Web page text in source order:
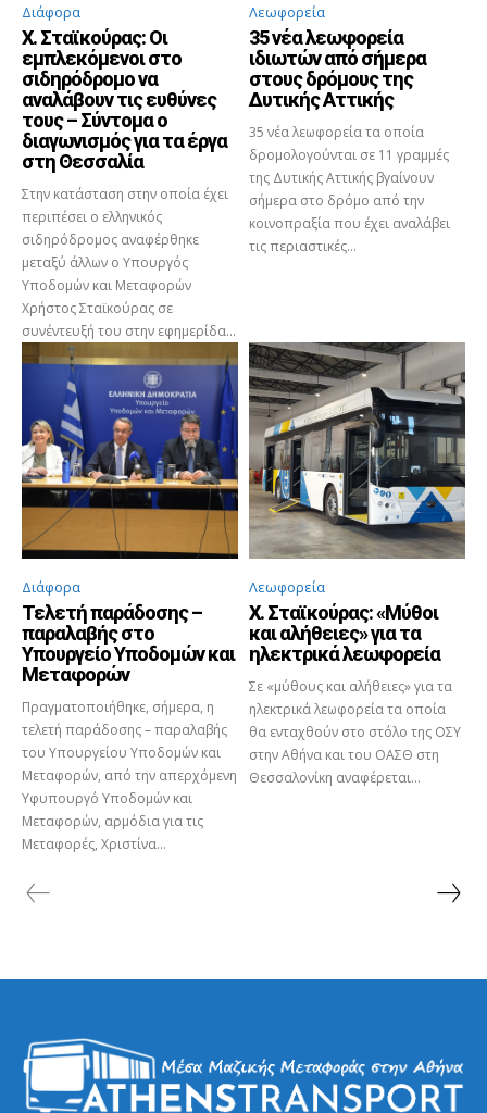
Διάφορα
Χ. Σταϊκούρας: Οι
εμπλεκόμενοι στο
σιδηρόδρομο να
αναλάβουν τις ευθύνες
τους – Σύντομα ο
διαγωνισμός για τα έργα
στη Θεσσαλία
Στην κατάσταση στην οποία έχει
περιπέσει ο ελληνικός
σιδηρόδρομος αναφέρθηκε
μεταξύ άλλων ο Υπουργός
Υποδομών και Μεταφορών
Χρήστος Σταϊκούρας σε
συνέντευξή του στην εφημερίδα...
Λεωφορεία
35 νέα λεωφορεία
ιδιωτών από σήμερα
στους δρόμους της
Δυτικής Αττικής
35 νέα λεωφορεία τα οποία
δρομολογούνται σε 11 γραμμές
της Δυτικής Αττικής βγαίνουν
σήμερα στο δρόμο από την
κοινοπραξία που έχει αναλάβει
τις περιαστικές...
Διάφορα
Τελετή παράδοσης –
παραλαβής στο
Υπουργείο Υποδομών και
Μεταφορών
Πραγματοποιήθηκε, σήμερα, η
τελετή παράδοσης – παραλαβής
του Υπουργείου Υποδομών και
Μεταφορών, από την απερχόμενη
Υφυπουργό Υποδομών και
Μεταφορών, αρμόδια για τις
Μεταφορές, Χριστίνα...
Λεωφορεία
X. Σταϊκούρας: «Μύθοι
και αλήθειες» για τα
ηλεκτρικά λεωφορεία
Σε «μύθους και αλήθειες» για τα
ηλεκτρικά λεωφορεία τα οποία
θα ενταχθούν στο στόλο της ΟΣΥ
στην Αθήνα και του ΟΑΣΘ στη
Θεσσαλονίκη αναφέρεται...